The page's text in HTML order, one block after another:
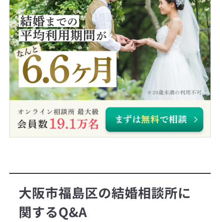
大阪市福島区の結婚相談所に
関するQ&A